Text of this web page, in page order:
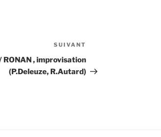
suivant
SUIVANT
RONAN , improvisation
(P.Deleuze, R.Autard)